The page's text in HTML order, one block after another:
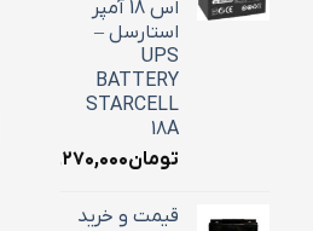
اس 18 آمپر
استارسل –
UPS
BATTERY
STARCELL
18A
تومان۶,۲۷۰,۰۰۰
قیمت و خرید